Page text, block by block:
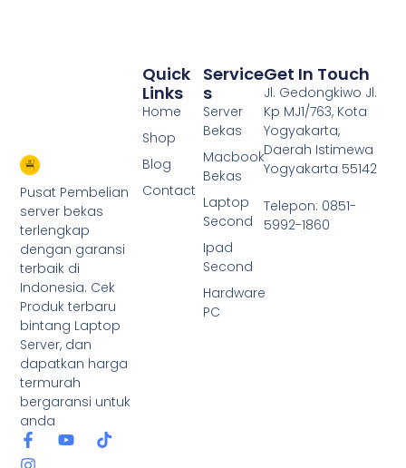
Pusat Pembelian
server bekas
terlengkap
dengan garansi
terbaik di
Indonesia. Cek
Produk terbaru
bintang Laptop
Server, dan
dapatkan harga
termurah
bergaransi untuk
anda
Service
S
Server
Bekas
Macbook
Bekas
Laptop
Second
Ipad
Second
Hardware
PC
Quick
Links
Home
Shop
Blog
Contact
Get In Touch
Jl. Gedongkiwo Jl.
Kp MJ1/763, Kota
Yogyakarta,
Daerah Istimewa
Yogyakarta 55142
Telepon: 0851-
5992-1860